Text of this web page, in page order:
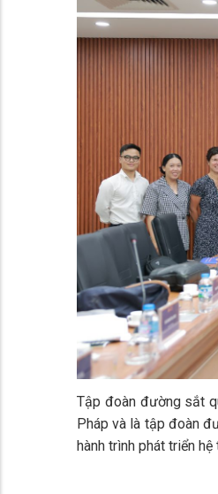
Tập đoàn đường sắt
Pháp và là tập đoàn
hành trình phát triển